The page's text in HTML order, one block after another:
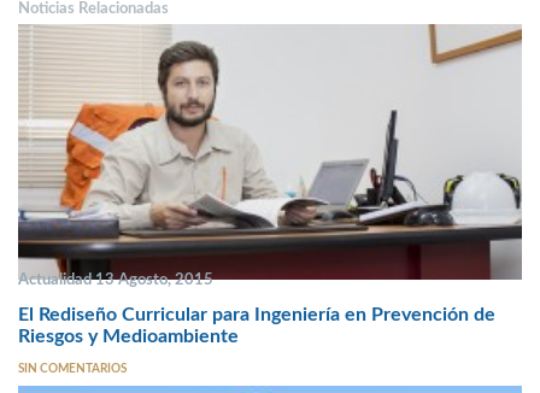
Noticias Relacionadas
Actualidad 13 Agosto, 2015
El Rediseño Curricular para Ingeniería en Prevención de
Riesgos y Medioambiente
SIN COMENTARIOS